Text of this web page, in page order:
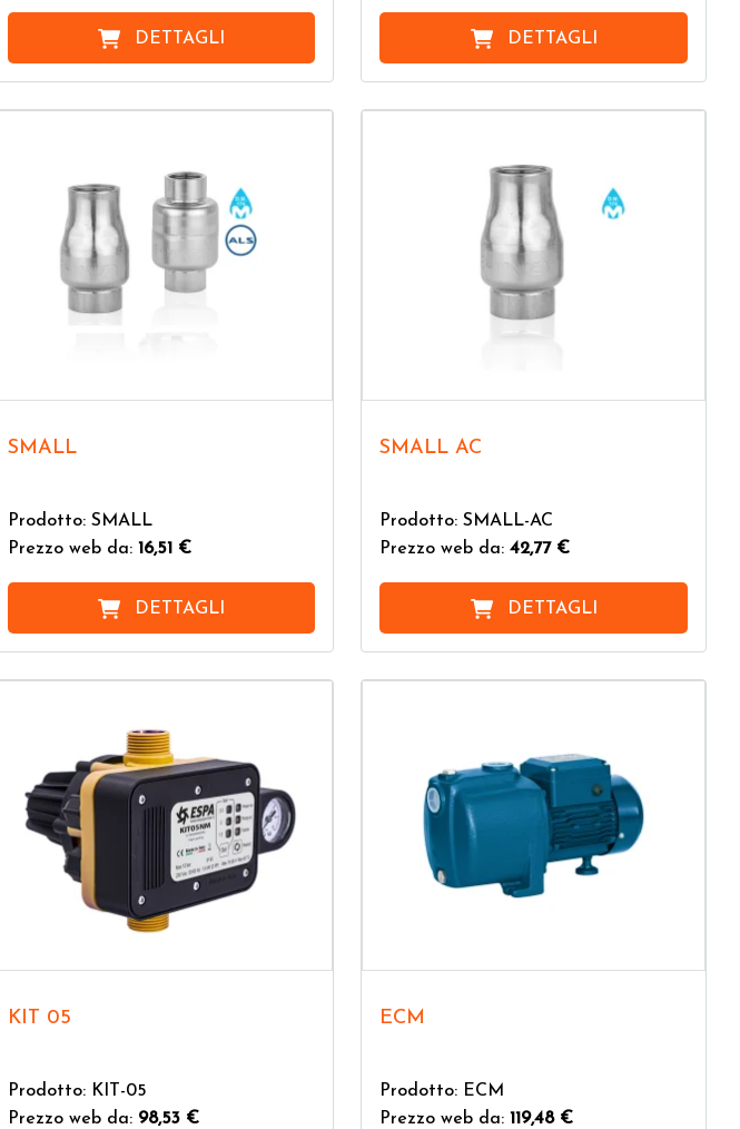
DETTAGLI DETTAGLI
SMALL
Prodotto: SMALL
Prezzo web da: 16,51 €
DETTAGLI
SMALL AC
Prodotto: SMALL-AC
Prezzo web da:42,77 €
DETTAGLI
KIT 05
Prodotto: KIT-05
Prezzo web da: 98,53 €
ECM
Prodotto: ECM
Prezzo web da:119,48 €